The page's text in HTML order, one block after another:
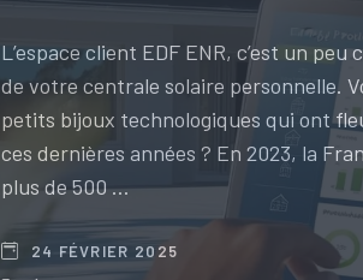
L’espace client EDF ENR, c’est un peu
de votre centrale solaire personnelle.
petits bijoux technologiques qui ont
ces dernières années ? En 2023, la
plus de 500 …
24 FÉVRIER 2025